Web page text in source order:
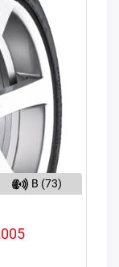
B (73)